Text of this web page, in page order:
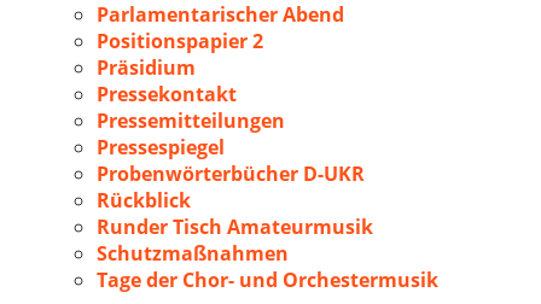
Parlamentarischer Abend
Positionspapier 2
Präsidium
Pressekontakt
Pressemitteilungen
Pressespiegel
Probenwörterbücher D-UKR
Rückblick
Runder Tisch Amateurmusik
Schutzmaßnahmen
Tage der Chor- und Orchestermusik